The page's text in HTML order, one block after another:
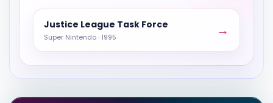
Justice League Task Force
Super Nintendo · 1995 →